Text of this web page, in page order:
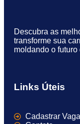
Descubra as
transforme sua
moldando o futuro
Links Úteis
Cadastrar